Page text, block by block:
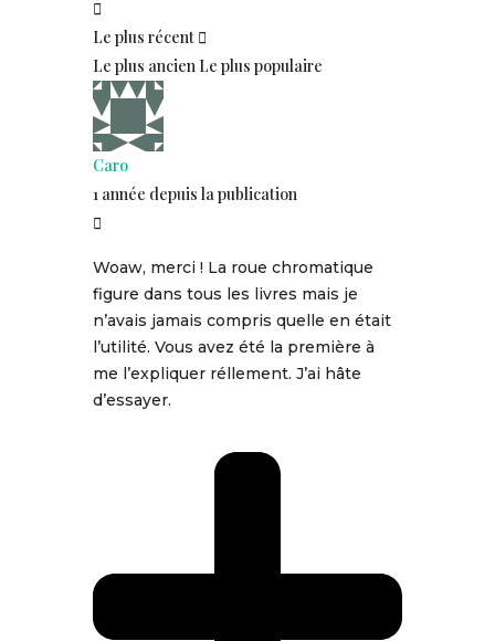
Le plus récent
Le plus ancien Le plus populaire
Caro
1 année depuis la publication
Woaw, merci ! La roue chromatique
figure dans tous les livres mais je
n’avais jamais compris quelle en était
l’utilité. Vous avez été la première à
me l’expliquer réllement. J’ai hâte
d’essayer.